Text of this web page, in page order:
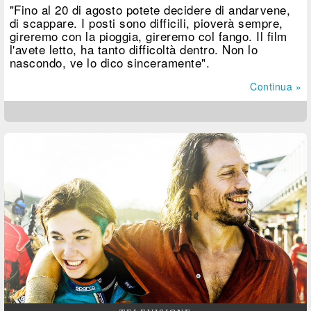
"Fino al 20 di agosto potete decidere di andarvene,
di scappare. I posti sono difficili, pioverà sempre,
gireremo con la pioggia, gireremo col fango. Il film
l'avete letto, ha tanto difficoltà dentro. Non lo
nascondo, ve lo dico sinceramente".
Continua »